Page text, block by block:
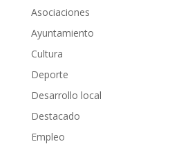
Asociaciones
Ayuntamiento
Cultura
Deporte
Desarrollo local
Destacado
Empleo